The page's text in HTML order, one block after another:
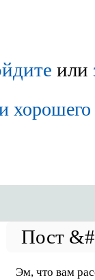
или
Эм, что вам